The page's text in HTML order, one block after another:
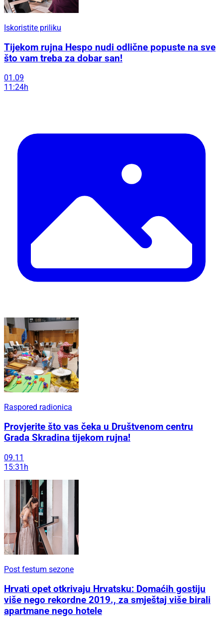
Iskoristite priliku
Tijekom rujna Hespo nudi odlične popuste na sve
što vam treba za dobar san!
01.09
11:24h
Raspored radionica
Provjerite što vas čeka u Društvenom centru
Grada Skradina tijekom rujna!
09.11
15:31h
Post festum sezone
Hrvati opet otkrivaju Hrvatsku: Domaćih gostiju
više nego rekordne 2019., za smještaj više birali
apartmane nego hotele